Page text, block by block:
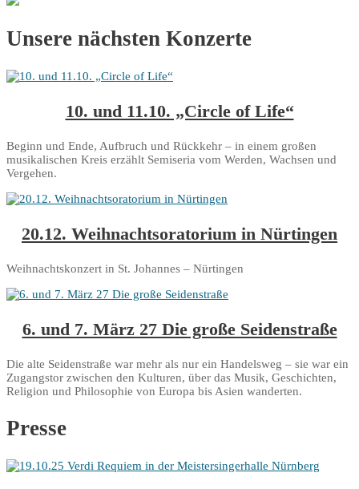
Unsere nächsten Konzerte
10. und 11.10. „Circle of Life“
Beginn und Ende, Aufbruch und Rückkehr – in einem großen
musikalischen Kreis erzählt Semiseria vom Werden, Wachsen und
Vergehen.
20.12. Weihnachtsoratorium in Nürtingen
Weihnachtskonzert in St. Johannes – Nürtingen
6. und 7. März 27 Die große Seidenstraße
Die alte Seidenstraße war mehr als nur ein Handelsweg – sie war ein
Zugangstor zwischen den Kulturen, über das Musik, Geschichten,
Religion und Philosophie von Europa bis Asien wanderten.
Presse